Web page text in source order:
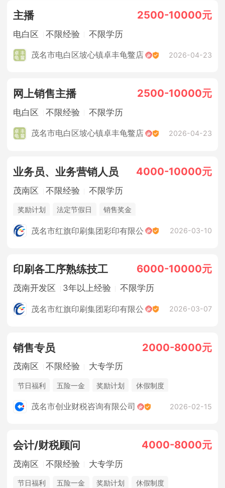
主播 2500-10000元
电白区 不限经验 不限学历
茂名市电白区坡心镇卓丰龟鳖店 2026-04-23
网上销售主播 2500-10000元
电白区 不限经验 不限学历
茂名市电白区坡心镇卓丰龟鳖店 2026-04-23
业务员、业务营销人员 4000-10000元
茂南区 不限经验 不限学历
奖励计划 法定节假日 销售奖金
茂名市红旗印刷集团彩印有限公 2026-03-10
印刷各工序熟练技工 6000-10000元
茂南开发区 3年以上经验 不限学历
茂名市红旗印刷集团彩印有限公 2026-03-07
销售专员 2000-8000元
茂南区 不限经验 大专学历
节日福利 五险一金 奖励计划 休假制度
茂名市创业财税咨询有限公司 2026-02-15
会计/财税顾问 4000-8000元
茂南区 不限经验 大专学历
节日福利 五险一金 奖励计划 休假制度